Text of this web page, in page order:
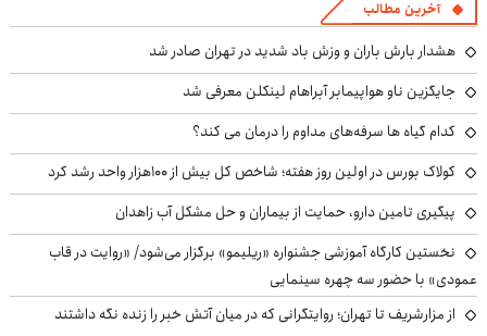
آخرین مطالب
هشدار بارش باران و وزش باد شدید در تهران صادر شد
جایگزین ناو هواپیمابر آبراهام لینکلن معرفی شد
کدام گیاه ها سرفه‌های مداوم را درمان می کند؟
کولاک بورس در اولین روز هفته؛ شاخص کل بیش از ۱۰۰هزار واحد رشد کرد
پیگیری تامین دارو، حمایت از بیماران و حل مشکل آب زاهدان
نخستین کارگاه آموزشی جشنواره «ریلیمو» برگزار می‌شود/ «روایت در قاب
عمودی» با حضور سه چهره سینمایی
از مزارشریف تا تهران؛ روایتگرانی که در میان آتش خبر را زنده نگه داشتند